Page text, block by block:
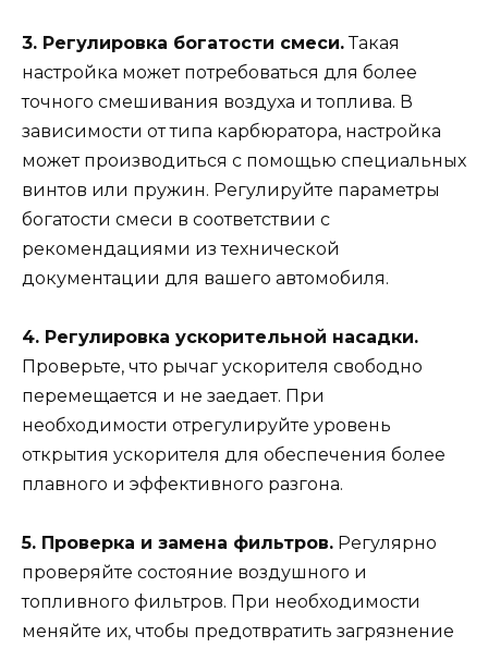
3. Регулировка богатости смеси.Такая
настройка может потребоваться для более
точного смешивания воздуха и топлива. В
зависимости от типа карбюратора, настройка
может производиться с помощью специальных
винтов или пружин. Регулируйте параметры
богатости смеси в соответствии с
рекомендациями из технической
документации для вашего автомобиля.
4. Регулировка ускорительной насадки.
Проверьте, что рычаг ускорителя свободно
перемещается и не заедает. При
необходимости отрегулируйте уровень
открытия ускорителя для обеспечения более
плавного и эффективного разгона.
5. Проверка и замена фильтров. Регулярно
проверяйте состояние воздушного и
топливного фильтров. При необходимости
меняйте их, чтобы предотвратить загрязнение